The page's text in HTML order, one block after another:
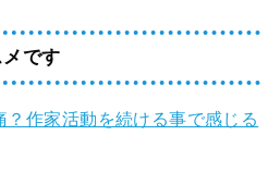
です
作家活動を続ける事で感じる